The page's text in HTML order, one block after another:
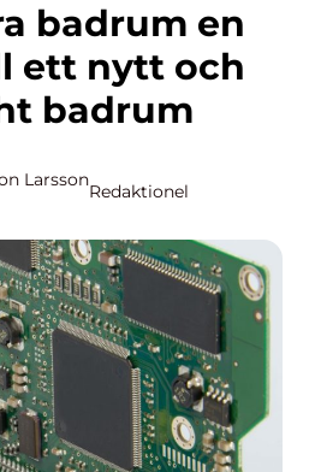
ett nytt och
badrum
Larsson
Redaktionel